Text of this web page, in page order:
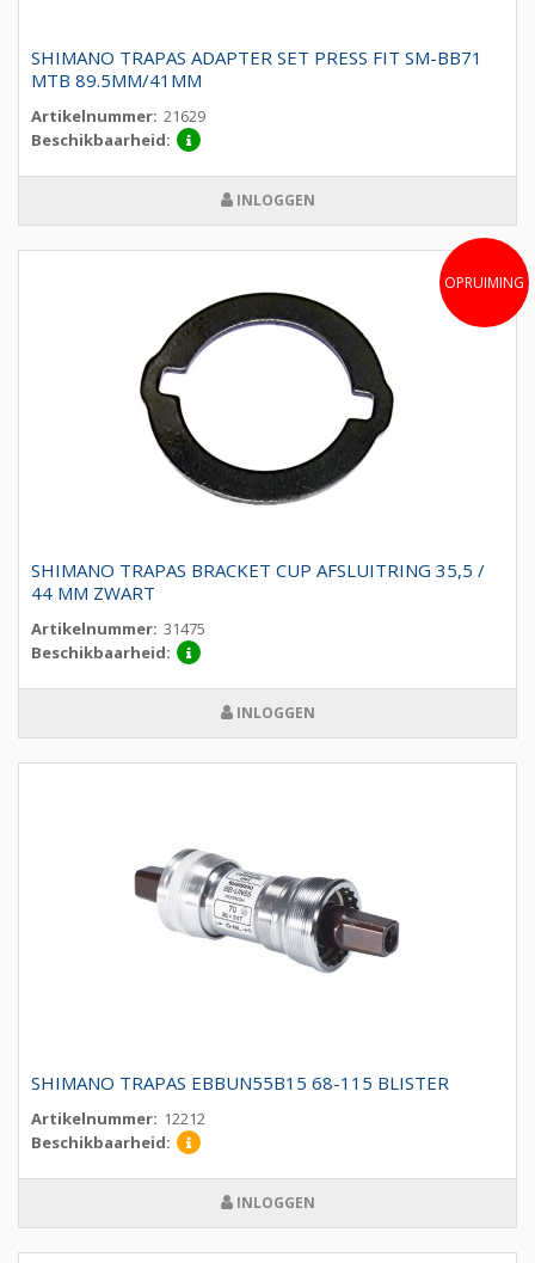
SHIMANO TRAPAS ADAPTER SET PRESS FIT SM-BB71
MTB 89.5MM/41MM
Artikelnummer: 21629
Beschikbaarheid:
INLOGGEN
OPRUIMING
SHIMANO TRAPAS BRACKET CUP AFSLUITRING 35,5 /
44 MM ZWART
Artikelnummer: 31475
Beschikbaarheid:
INLOGGEN
SHIMANO TRAPAS EBBUN55B15 68-115 BLISTER
Artikelnummer: 12212
Beschikbaarheid:
INLOGGEN